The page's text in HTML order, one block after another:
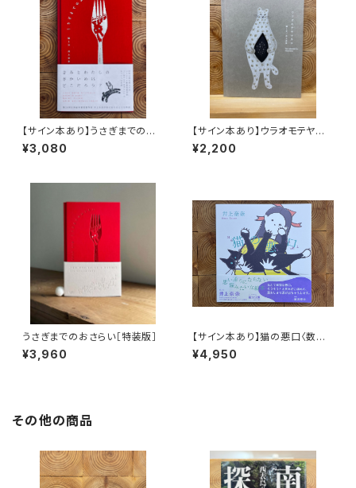
【サイン本あり】うさぎまでのお
さらい［通常版］
¥3,080
【サイン本あり】ウラオモテヤマ
ネコ
¥2,200
うさぎまでのおさらい［特装版］
¥3,960
【サイン本あり】猫の悪口〈数量
限定・オリジナルトート付き〉
¥4,950
その他の商品